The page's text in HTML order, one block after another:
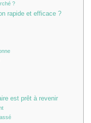
?
rapide et efficace ?
est prêt à revenir